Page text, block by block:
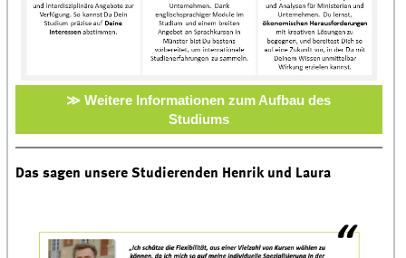
≫ Weitere Informationen zum Aufbau des
Studiums
Das sagen unsere Studierenden Henrik und Laura